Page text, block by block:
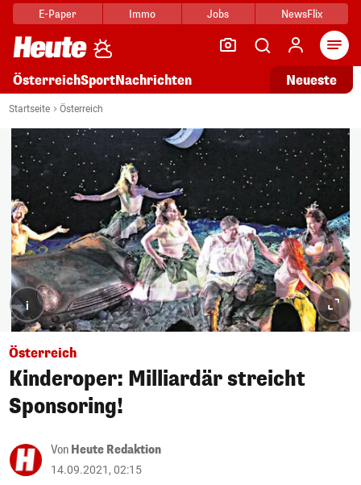
E-Paper Immo Jobs NewsFlix
ÖsterreichSportNachrichten Neueste
Startseite Österreich
i
Österreich
Kinderoper: Milliardär streicht
Sponsoring!
Von Heute Redaktion
14.09.2021, 02:15